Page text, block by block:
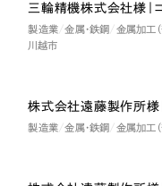
三輪精機株式会社様｜
製造業 金属・鉄鋼 金属加工（
川越市
株式会社遠藤製作所様
製造業 金属・鉄鋼 金属加工（